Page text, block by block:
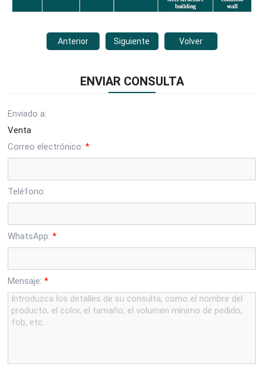
Anterior Siguiente Volver
ENVIAR CONSULTA
Enviado a:
Venta
Correo electrónico:*
Teléfono:
WhatsApp:*
Mensaje:*